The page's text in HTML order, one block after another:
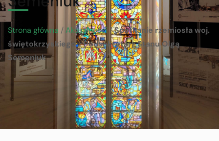
Strona główna /Aktualności /Spotkanie rzemiosła woj.
świętokrzyskiego z Podsekretarz Stanu Olgą
Semeniuk